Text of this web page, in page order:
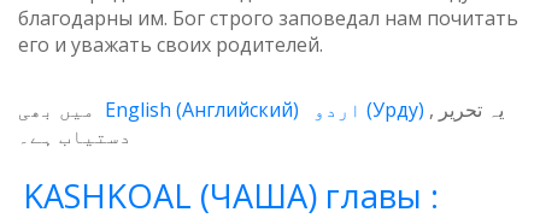
благодарны им. Бог строго заповедал нам почитать
его и уважать своих родителей.
یہ تحریر (Урду)
English (Английский)
میں بھی
دستیاب ہے۔
KASHKOAL (ЧАША) главы :